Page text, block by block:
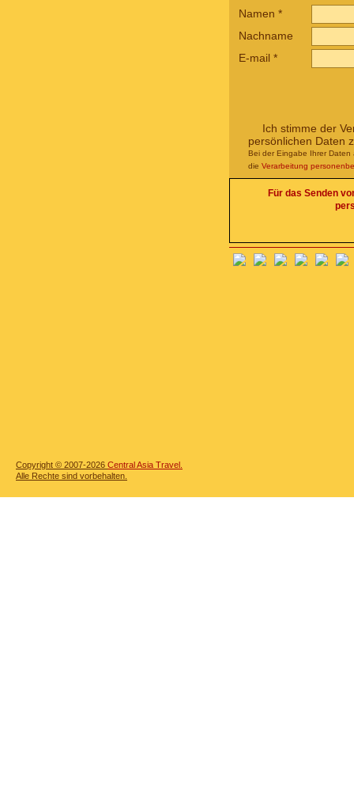
Namen *
Nachname
E-mail *
Ich stimme der
persönlichen Daten
Bei der Eingabe Ihrer Daten
die Verarbeitung
Für das Senden
Copyright © 2007-2026 Central Asia Travel.
Alle Rechte sind vorbehalten.